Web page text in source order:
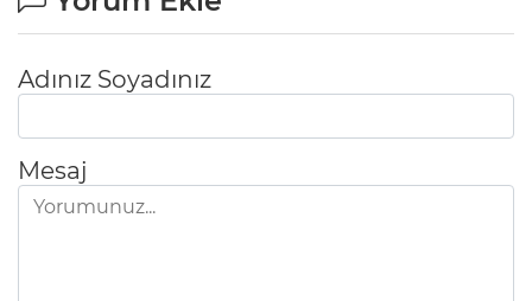
Adınız Soyadınız
Mesaj